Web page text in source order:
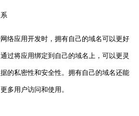
络应用开发时，拥有自己的域名可以更好
过将应用绑定到自己的域名上，可以更灵
的私密性和安全性。拥有自己的域名还能
多用户访问和使用。